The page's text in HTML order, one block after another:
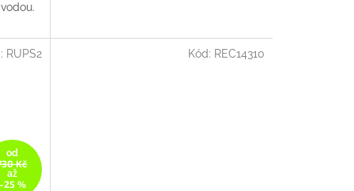
od
Kč
až
%
RUPS2 Kód: REC14310